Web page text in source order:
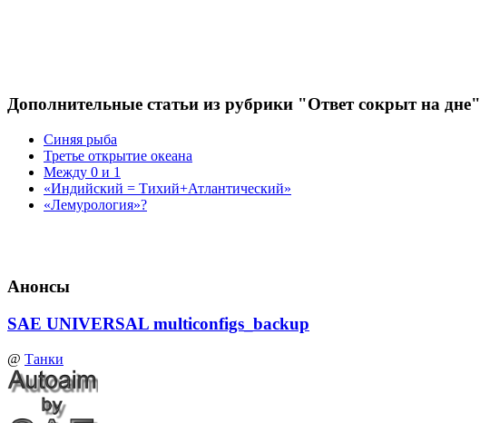
Дополнительные статьи из рубрики "Ответ сокрыт на дне"
Синяя рыба
Третье открытие океана
Между 0 и 1
«Индийский = Тихий+Атлантический»
«Лемурология»?
Анонсы
SAE UNIVERSAL multiconfigs_backup
@ Танки